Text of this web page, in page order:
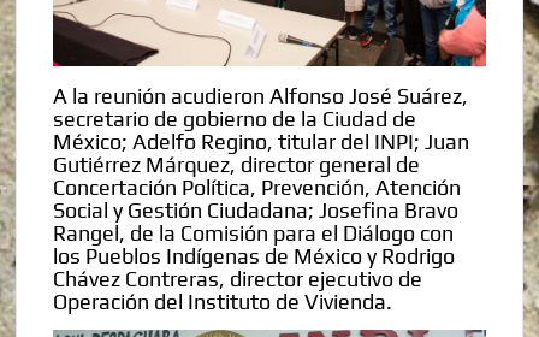
A la reunión acudieron Alfonso José Suárez,
secretario de gobierno de la Ciudad de
México; Adelfo Regino, titular del INPI; Juan
Gutiérrez Márquez, director general de
Concertación Política, Prevención, Atención
Social y Gestión Ciudadana; Josefina Bravo
Rangel, de la Comisión para el Diálogo con
los Pueblos Indígenas de México y Rodrigo
Chávez Contreras, director ejecutivo de
Operación del Instituto de Vivienda.